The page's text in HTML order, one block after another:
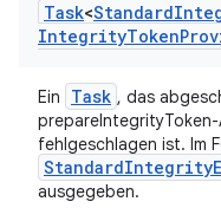
Task<Standard
IntegrityToken
Ein Task , das
fehlgeschlagen ist. Im
ausgegeben.